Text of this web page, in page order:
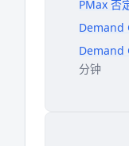
PMax 否
Demand
Demand
分钟